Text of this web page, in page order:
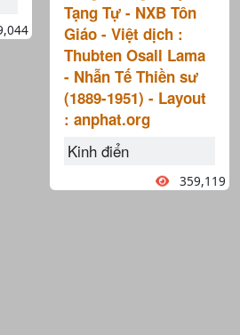
Tạng Tự - NXB Tôn
Giáo - Việt dịch :
Thubten Osall Lama
- Nhẫn Tế Thiền sư
(1889-1951) - Layout
: anphat.org
Kinh điển
359,119